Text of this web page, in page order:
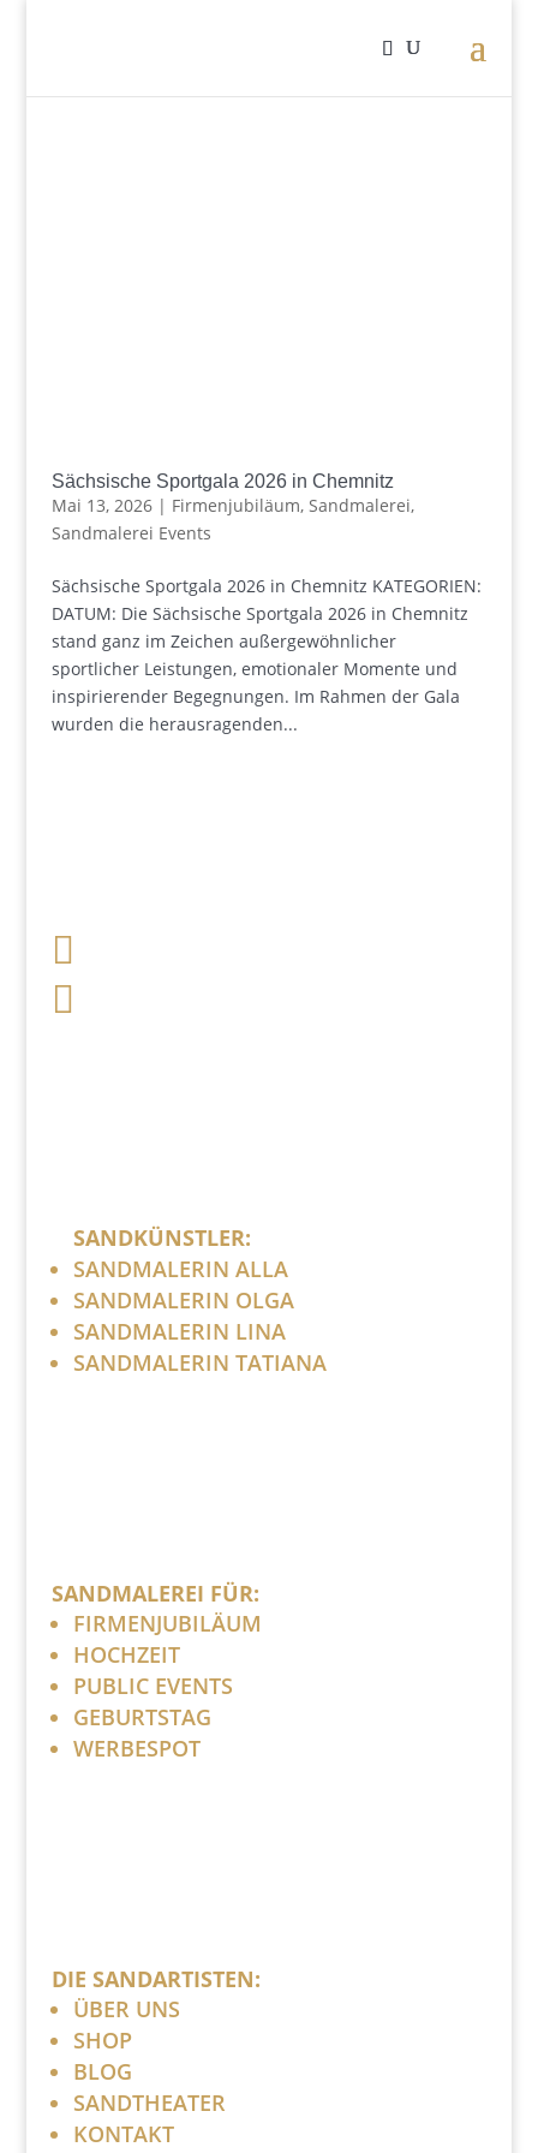
Sächsische Sportgala 2026 in Chemnitz
Mai 13, 2026| Firmenjubiläum, Sandmalerei,
Sandmalerei Events
Sächsische Sportgala 2026 in Chemnitz KATEGORIEN:
DATUM: Die Sächsische Sportgala 2026 in Chemnitz
stand ganz im Zeichen außergewöhnlicher
sportlicher Leistungen, emotionaler Momente und
inspirierender Begegnungen. Im Rahmen der Gala
wurden die herausragenden...


SANDKÜNSTLER:
SANDMALERIN ALLA
SANDMALERIN OLGA
SANDMALERIN LINA
SANDMALERIN TATIANA
SANDMALEREI FÜR:
FIRMENJUBILÄUM
HOCHZEIT
PUBLIC EVENTS
GEBURTSTAG
WERBESPOT
DIE SANDARTISTEN:
ÜBER UNS
SHOP
BLOG
SANDTHEATER
KONTAKT